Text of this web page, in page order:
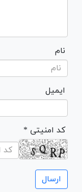
نام
ایمیل
* کد امنیتی